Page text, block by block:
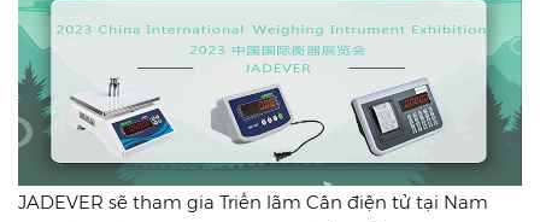
JADEVER sẽ tham gia Triển lãm Cân điện tử tại Nam